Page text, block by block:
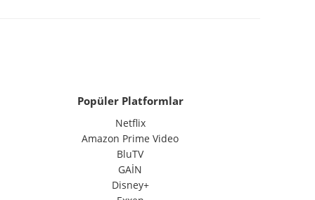
Popüler Platformlar
Netflix
Amazon Prime Video
BluTV
GAİN
Disney+